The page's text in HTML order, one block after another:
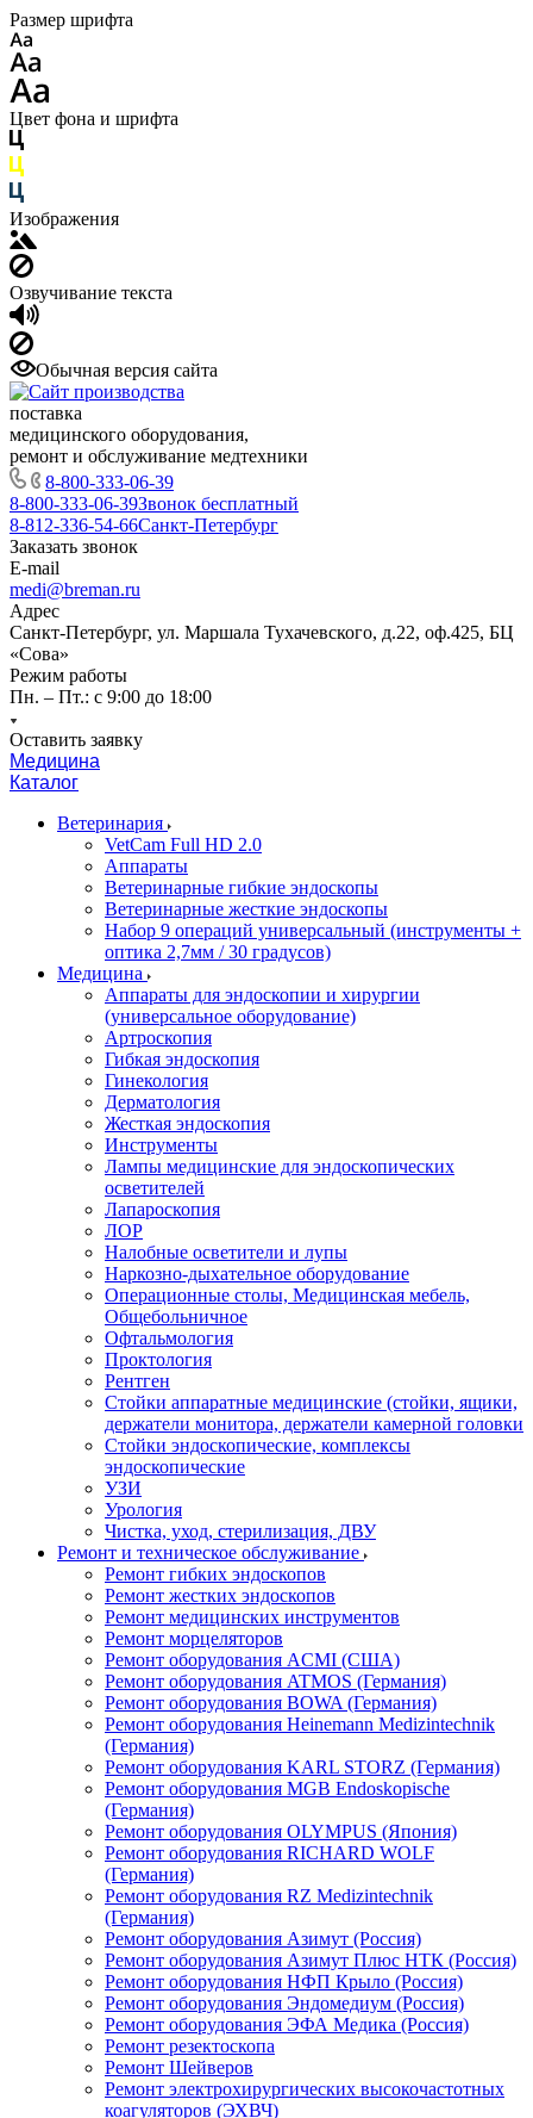
Размер шрифта
Цвет фона и шрифта
Изображения
Озвучивание текста
Обычная версия сайта
поставка
медицинского оборудования,
ремонт и обслуживание медтехники
8-800-333-06-39
8-800-333-06-39Звонок бесплатный
8-812-336-54-66Санкт-Петербург
Заказать звонок
E-mail
medi@breman.ru
Адрес
Санкт-Петербург, ул. Маршала Тухачевского, д.22, оф.425, БЦ
«Сова»
Режим работы
Пн. – Пт.: с 9:00 до 18:00
Оставить заявку
Медицина
Каталог
Ветеринария
VetCam Full HD 2.0
Аппараты
Ветеринарные гибкие эндоскопы
Ветеринарные жесткие эндоскопы
Набор 9 операций универсальный (инструменты +
оптика 2,7мм / 30 градусов)
Медицина
Аппараты для эндоскопии и хирургии
(универсальное оборудование)
Артроскопия
Гибкая эндоскопия
Гинекология
Дерматология
Жесткая эндоскопия
Инструменты
Лампы медицинские для эндоскопических
осветителей
Лапароскопия
ЛОР
Налобные осветители и лупы
Наркозно-дыхательное оборудование
Операционные столы, Медицинская мебель,
Общебольничное
Офтальмология
Проктология
Рентген
Стойки аппаратные медицинские (стойки, ящики,
держатели монитора, держатели камерной головки
Стойки эндоскопические, комплексы
эндоскопические
УЗИ
Урология
Чистка, уход, стерилизация, ДВУ
Ремонт и техническое обслуживание
Ремонт гибких эндоскопов
Ремонт жестких эндоскопов
Ремонт медицинских инструментов
Ремонт морцеляторов
Ремонт оборудования ACMI (США)
Ремонт оборудования ATMOS (Германия)
Ремонт оборудования BOWA (Германия)
Ремонт оборудования Heinemann Medizintechnik
(Германия)
Ремонт оборудования KARL STORZ (Германия)
Ремонт оборудования MGB Endoskopische
(Германия)
Ремонт оборудования OLYMPUS (Япония)
Ремонт оборудования RICHARD WOLF
(Германия)
Ремонт оборудования RZ Medizintechnik
(Германия)
Ремонт оборудования Азимут (Россия)
Ремонт оборудования Азимут Плюс НТК (Россия)
Ремонт оборудования НФП Крыло (Россия)
Ремонт оборудования Эндомедиум (Россия)
Ремонт оборудования ЭФА Медика (Россия)
Ремонт резектоскопа
Ремонт Шейверов
Ремонт электрохирургических высокочастотных
коагуляторов (ЭХВЧ)